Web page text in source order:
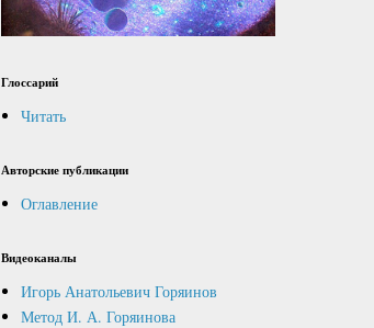
Глоссарий
Читать
Авторские публикации
Оглавление
Видеоканалы
Игорь Анатольевич Горяинов
Метод И. А. Горяинова